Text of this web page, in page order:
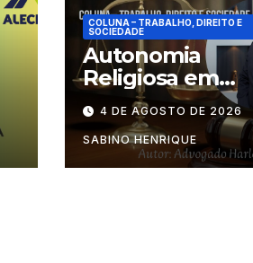
COLUNA – TRABALHO, DIREITO E
SOCIEDADE
Autonomia
Religiosa em
Julgamento:
decide as
dentro dos
templos?
4 DE AGOSTO DE 2026
SABINO HENRIQUE